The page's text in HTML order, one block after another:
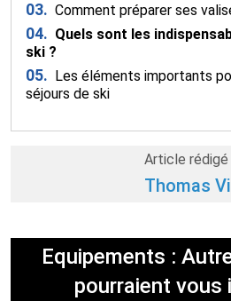
03. Comment préparer ses
04. Quels sont les
ski ?
05. Les éléments importants
séjours de ski
Article rédigé
Thomas
Equipements :
pourraient vous